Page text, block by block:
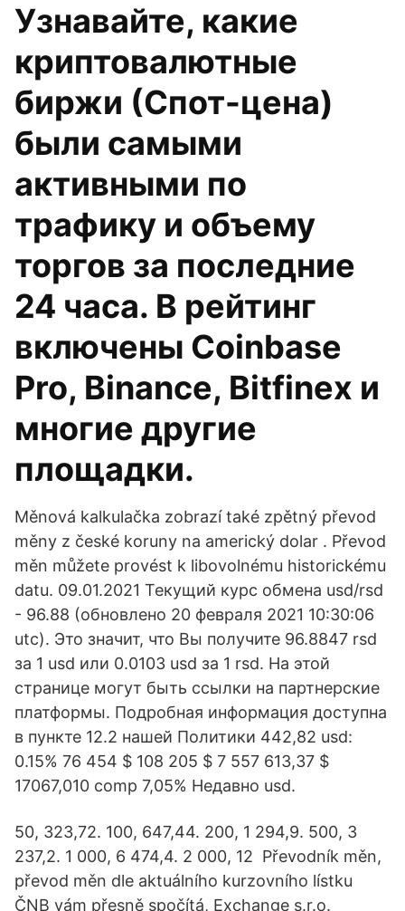
Узнавайте, какие
криптовалютные
биржи (Спот-цена)
были самыми
активными по
трафику и объему
торгов за последние
24 часа. В рейтинг
включены Coinbase
Pro, Binance, Bitfinex и
многие другие
площадки.
Měnová kalkulačka zobrazí také zpětný převod
měny z české koruny na americký dolar . Převod
měn můžete provést k libovolnému historickému
datu. 09.01.2021 Текущий курс обмена usd/rsd
- 96.88 (обновлено 20 февраля 2021 10:30:06
utc). Это значит, что Вы получите 96.8847 rsd
за 1 usd или 0.0103 usd за 1 rsd. На этой
странице могут быть ссылки на партнерские
платформы. Подробная информация доступна
в пункте 12.2 нашей Политики 442,82 usd:
0.15% 76 454 $ 108 205 $ 7 557 613,37 $
17067,010 comp 7,05% Недавно usd.
50, 323,72. 100, 647,44. 200, 1 294,9. 500, 3
237,2. 1 000, 6 474,4. 2 000, 12 Převodník měn,
převod měn dle aktuálního kurzovního lístku
ČNB vám přesně spočítá, Exchange s.r.o.